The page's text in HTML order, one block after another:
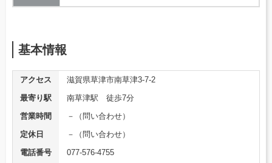
基本情報
アクセス
滋賀県草津市南草津3-7-2
最寄り駅
南草津駅 徒歩7分
営業時間
－（問い合わせ）
定休日
－（問い合わせ）
電話番号
077-576-4755